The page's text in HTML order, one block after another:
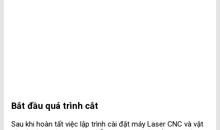
Bắt đầu quá trình cắt
Sau khi hoàn tất việc lập trình cài đặt máy Laser CNC và vật